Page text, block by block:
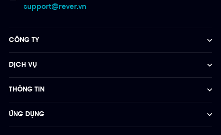
support@rever.vn
CÔNG TY
DỊCH VỤ
THÔNG TIN
ỨNG DỤNG